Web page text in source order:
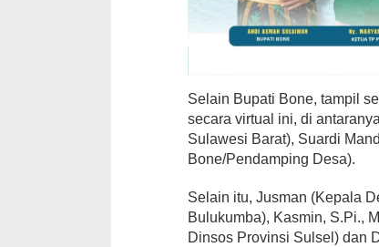
Selain Bupati Bone, tampil
secara virtual ini, di
Sulawesi Barat), Suardi
Bone/Pendamping Desa).
Selain itu, Jusman (Kepala
Bulukumba), Kasmin, S.Pi.,
Dinsos Provinsi Sulsel) dan